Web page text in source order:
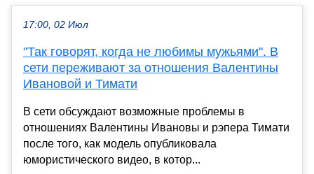
17:00, 02 Июл
"Так говорят, когда не любимы мужьями". В
сети переживают за отношения Валентины
Ивановой и Тимати
В сети обсуждают возможные проблемы в
отношениях Валентины Ивановы и рэпера Тимати
после того, как модель опубликовала
юмористического видео, в котор...